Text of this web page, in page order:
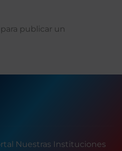
para publicar un
Nuestras Instituciones